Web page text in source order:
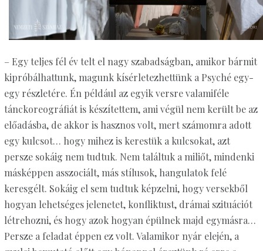
– Egy teljes fél év telt el nagy szabadságban, amikor bármit
kipróbálhattunk, magunk kísérletezhettünk a Psyché egy-
egy részletére. Én például az egyik versre valamiféle
tánckoreográfiát is készítettem, ami végül nem került be az
előadásba, de akkor is hasznos volt, mert számomra adott
egy kulcsot… hogy mihez is kerestük a kulcsokat, azt
persze sokáig nem tudtuk. Nem találtuk a miliőt, mindenki
másképpen asszociált, más stílusok, hangulatok felé
keresgélt. Sokáig el sem tudtuk képzelni, hogy versekből
hogyan lehetséges jelenetet, konfliktust, drámai szituációt
létrehozni, és hogy azok hogyan épülnek majd egymásra…
Persze a feladat éppen ez volt. Valamikor nyár elején, a